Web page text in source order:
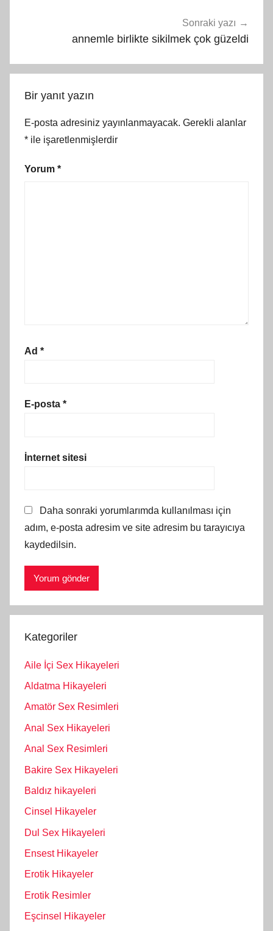
Sonraki yazı
annemle birlikte sikilmek çok güzeldi
Bir yanıt yazın
E-posta adresiniz yayınlanmayacak. Gerekli alanlar
* ile işaretlenmişlerdir
Yorum *
Ad *
E-posta *
İnternet sitesi
Daha sonraki yorumlarımda kullanılması için
adım, e-posta adresim ve site adresim bu tarayıcıya
kaydedilsin.
Kategoriler
Aile İçi Sex Hikayeleri
Aldatma Hikayeleri
Amatör Sex Resimleri
Anal Sex Hikayeleri
Anal Sex Resimleri
Bakire Sex Hikayeleri
Baldız hikayeleri
Cinsel Hikayeler
Dul Sex Hikayeleri
Ensest Hikayeler
Erotik Hikayeler
Erotik Resimler
Eşcinsel Hikayeler